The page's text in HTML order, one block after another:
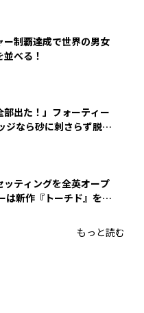
ー制覇達成で世界の男女
べる！
部出た！」フォーティー
ジなら砂に刺さらず脱出
ッティングを全英オープ
は新作『トーチド』を投
もっと読む